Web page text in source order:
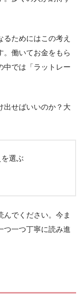
ためにはこの考え
。働いてお金をもら
では「ラットレー
出せばいいのか？大
選ぶ
んでください。今ま
つ一つ丁寧に読み進